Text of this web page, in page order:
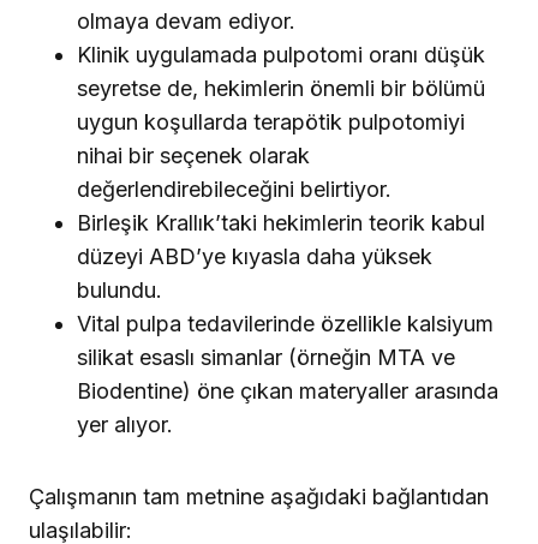
olmaya devam ediyor.
Klinik uygulamada pulpotomi oranı düşük
seyretse de, hekimlerin önemli bir bölümü
uygun koşullarda terapötik pulpotomiyi
nihai bir seçenek olarak
değerlendirebileceğini belirtiyor.
Birleşik Krallık’taki hekimlerin teorik kabul
düzeyi ABD’ye kıyasla daha yüksek
bulundu.
Vital pulpa tedavilerinde özellikle kalsiyum
silikat esaslı simanlar (örneğin MTA ve
Biodentine) öne çıkan materyaller arasında
yer alıyor.
Çalışmanın tam metnine aşağıdaki bağlantıdan
ulaşılabilir: